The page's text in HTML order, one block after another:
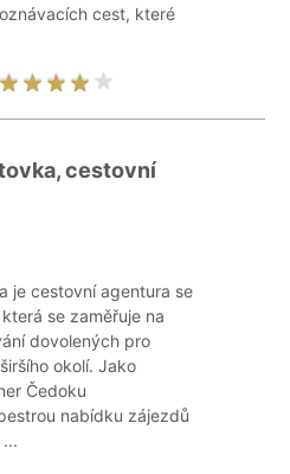
cest, které
cestovní
je cestovní agentura se
se zaměřuje na
dovolených pro
okolí. Jako
Čedoku
nabídku zájezdů